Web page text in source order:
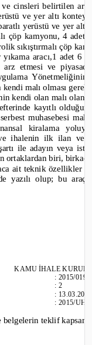
ve cinsleri belirtilen
ve yer altı
yerüstü ve yer
çöp kamyonu, 4
sıkıştırmalı çöp
aracı,1 adet 6
arz etmesi ve
malı olması
kendi olan malı
kayıtlı
muhasebesi
kiralama
ve ihalenin ilk ilan
ile adayın veya
ortaklardan biri,
ait teknik özellikler
yazılı olup; bu
KAMU İHALE
:2015/019
:2
:
:2015/
teklif